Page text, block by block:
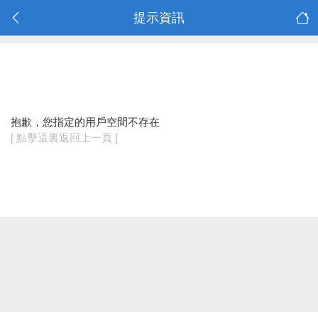
提示資訊
抱歉，您指定的用戶空間不存在
[ 點擊這裏返回上一頁 ]